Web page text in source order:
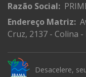
Razão Social:
Endereço Matriz:
Cruz, 2137 - Colina
Desacelere,